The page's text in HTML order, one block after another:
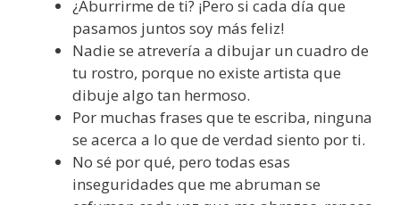
¿Aburrirme de ti? ¡Pero si cada día que
pasamos juntos soy más feliz!
Nadie se atrevería a dibujar un cuadro de
tu rostro, porque no existe artista que
dibuje algo tan hermoso.
Por muchas frases que te escriba, ninguna
se acerca a lo que de verdad siento por ti.
No sé por qué, pero todas esas
inseguridades que me abruman se